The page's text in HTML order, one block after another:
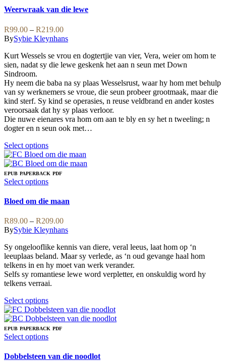
options
be
chosen
on
the
product
has
variants.
The
options
may
be
on
the
product
page
Weerwraak van die lewe
R99.00 – R219.00Price
range:
through
R219.00
BySybie Kleynhans
Kurt Wessels se vrou en dogtertjie van vier, Vera, weier om hom te
sien, nadat sy die lewe geskenk het aan n seun met Down
Sindroom.
Hy neem die baba na sy plaas Wesselsrust, waar hy hom met behulp
van sy werknemers se vroue, die seun probeer grootmaak, maar die
kind sterf. Sy kind se operasies, n reuse veldbrand en ander kostes
veroorsaak dat hy sy plaas verloor.
Die nuwe eienares vra hom om aan te bly en sy het n tweeling; n
dogter en n seun ook met…
Select optionsThis
product
has
multiple
variants.
options
be
chosen
on
the
product
page
EPUB PAPERBACK PDF
Select optionsThis
has
variants.
The
options
may
be
chosen
on
the
page
Bloed om die maan
R89.00 – R209.00Price
range:
through
R209.00
BySybie Kleynhans
Sy ongelooflike kennis van diere, veral leeus, laat hom op ‘n
leeuplaas beland. Maar sy verlede, as ‘n oud gevange haal hom
telkens in en hy moet van werk verander.
Selfs sy romantiese lewe word verpletter, en onskuldig word hy
telkens verraai.
Select optionsThis
product
has
multiple
variants.
options
EPUB PAPERBACK PDF
Select optionsThis
has
Dobbelsteen van die noodlot